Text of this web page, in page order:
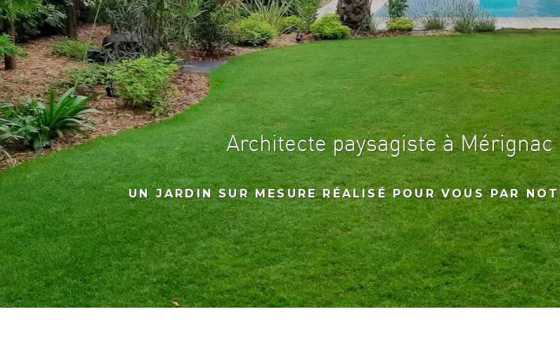
Architecte paysagiste à
UN JARDIN SUR MESURE RÉALISÉ POUR VOUS PAR